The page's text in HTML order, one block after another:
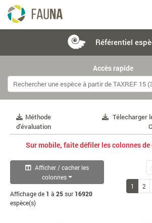
Référentiel
Accès rapide
Méthode
d'évaluation
Télecharger
Sur mobile, faite défiler les colonnes
Afficher / cacher les
colonnes
Affichage de 1 à 25sur 16920
espèce(s)
1 2